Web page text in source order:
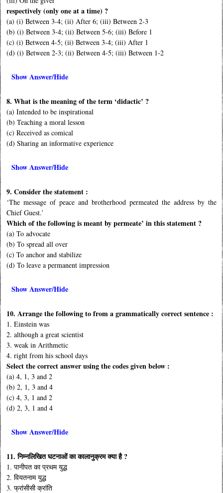
respectively (only one at a time) ?
(a) (i) Between 3-4; (ii) After 6; (iii) Between 2-3
(b) (i) Between 3-4; (ii) Between 5-6; (iii) Before 1
(c) (i) Between 4-5; (ii) Between 3-4; (iii) After 1
(d) (i) Between 2-3; (ii) Between 4-5; (iii) Between 1-2
Show Answer/Hide
8. What is the meaning of the term ‘didactic’ ?
(a) Intended to be inspirational
(b) Teaching a moral lesson
(c) Received as comical
(d) Sharing an informative experience
Show Answer/Hide
9. Consider the statement :
‘The message of peace and brotherhood permeated the address by the
Chief Guest.’
Which of the following is meant by permeate’ in this statement ?
(a) To advocate
(b) To spread all over
(c) To anchor and stabilize
(d) To leave a permanent impression
Show Answer/Hide
10. Arrange the following to from a grammatically correct sentence :
1. Einstein was
2. although a great scientist
3. weak in Arithmetic
4. right from his school days
Select the correct answer using the codes given below :
(a) 4, 1, 3 and 2
(b) 2, 1, 3 and 4
(c) 4, 3, 1 and 2
(d) 2, 3, 1 and 4
Show Answer/Hide
11. निम्नलिखित घटनाओं का कालानुक्रम क्या है ?
1. पानीपत का प्रथम युद्ध
2. वियतनाम युद्ध
3. फ्रांसीसी क्रांति